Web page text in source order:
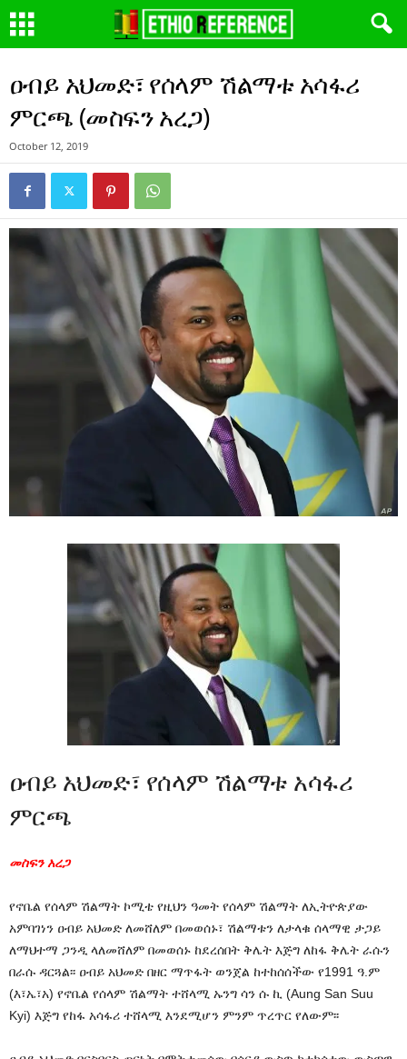
ዐብይ አህመድ፣ የሰላም ሽልማቱ አሳፋሪ
ምርጫ (መስፍን አረጋ)
October 12, 2019
ዐብይ አህመድ፣ የሰላም ሽልማቱ አሳፋሪ
ምርጫ
መስፍን አረጋ
የኖቤል የሰላም ሽልማት ኮሚቴ የዚህን ዓመት የሰላም ሽልማት ለኢትዮጵያው
አምባገነን ዐብይ አህመድ ለመሸለም በመወሰኑ፣ ሽልማቱን ለታላቁ ሰላማዊ ታጋይ
ለማህተማ ጋንዲ ላለመሸለም በመወሰኑ ከደረሰበት ቅሌት እጅግ ለከፋ ቅሌት ራሱን
በራሱ ዳርጓል፡፡ ዐብይ አህመድ በዘር ማጥፋት ወንጀል ከተከሰሰችው የ1991 ዓ.ም
(እ፣ኤ፣አ) የኖቤል የሰላም ሽልማት ተሸላሚ ኡንግ ሳን ሱ ኪ (Aung San Suu
Kyi) እጅግ የከፋ አሳፋሪ ተሸላሚ እንደሚሆን ምንም ጥረጥር የለውም፡፡